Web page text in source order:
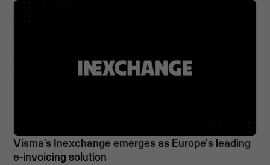
Visma’s Inexchange emerges as Europe's leading
e-invoicing solution